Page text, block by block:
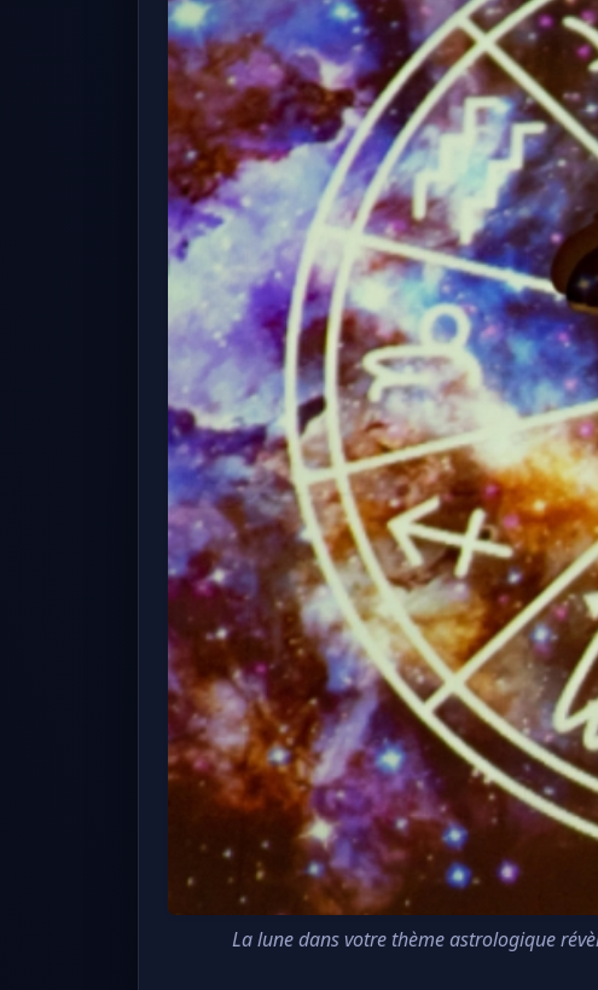
La lune dans votre thème astrologique